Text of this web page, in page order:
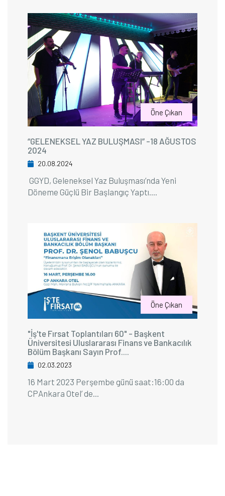
Öne Çıkan
“GELENEKSEL YAZ BULUŞMASI” -18 AĞUSTOS
2024
20.08.2024
GGYD, Geleneksel Yaz Buluşması’nda Yeni
Döneme Güçlü Bir Başlangıç Yaptı....
Öne Çıkan
"İş'te Fırsat Toplantıları 60" - Başkent
Üniversitesi Uluslararası Finans ve Bankacılık
Bölüm Başkanı Sayın Prof....
02.03.2023
16 Mart 2023 Perşembe günü saat:16:00 da
CPAnkara Otel’ de...